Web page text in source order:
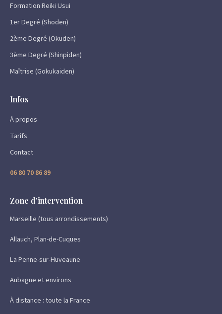
Formation Reiki Usui
1er Degré (Shoden)
2ème Degré (Okuden)
3ème Degré (Shinpiden)
Maîtrise (Gokukaiden)
Infos
À propos
Tarifs
Contact
06 80 70 86 89
Zone d'intervention
Marseille (tous arrondissements)
Allauch, Plan-de-Cuques
La Penne-sur-Huveaune
Aubagne et environs
À distance : toute la France